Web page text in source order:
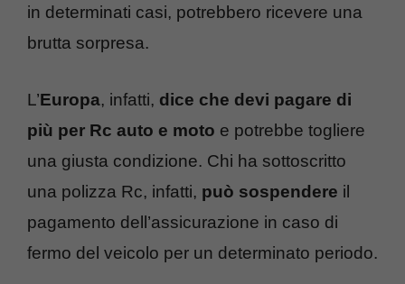
in determinati casi, potrebbero ricevere una
brutta sorpresa.
L’Europa, infatti, dice che devi pagare di
più per Rc auto e moto e potrebbe togliere
una giusta condizione. Chi ha sottoscritto
una polizza Rc, infatti, può sospendere il
pagamento dell’assicurazione in caso di
fermo del veicolo per un determinato periodo.